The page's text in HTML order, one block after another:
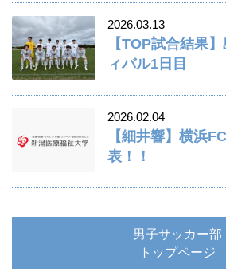
2026.03.13
【TOP試合結果
ィバル1日目
2026.02.04
【細井響】横浜
表！！
男子サッカー部
トップページ